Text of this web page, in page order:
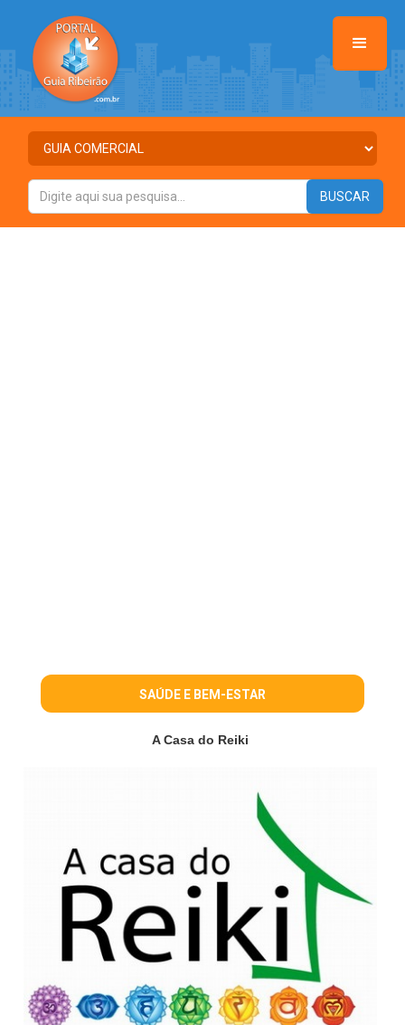
SAÚDE E BEM-ESTAR
A Casa do Reiki